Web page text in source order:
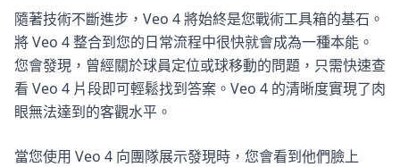
隨著技術不斷進步，Veo 4 將始終是您戰術工具箱的基石。
將 Veo 4 整合到您的日常流程中很快就會成為一種本能。
您會發現，曾經關於球員定位或球移動的問題，只需快速查
看 Veo 4 片段即可輕鬆找到答案。Veo 4 的清晰度實現了肉
眼無法達到的客觀水平。
當您使用 Veo 4 向團隊展示發現時，您會看到他們臉上